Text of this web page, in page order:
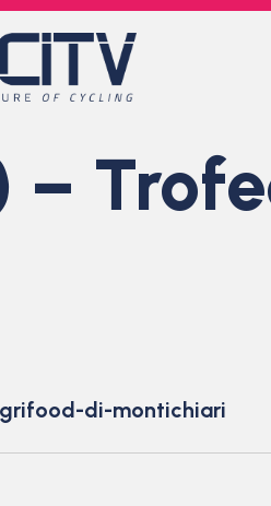
–
di-montichiari